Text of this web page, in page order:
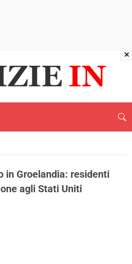
in Groelandia: residenti
agli Stati Uniti
×